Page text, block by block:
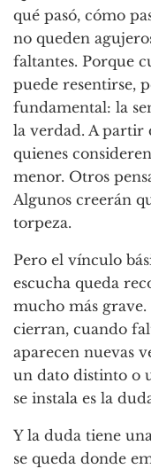
qué pasó, cómo
no queden
faltantes. Porque
puede resentirse,
fundamental: la
la verdad. A partir
quienes
menor. Otros
Algunos creerán
torpeza.
Pero el vínculo
escucha queda
mucho más
cierran, cuando
aparecen nuevas
un dato distinto o
se instala es la
Y la duda tiene
se queda donde